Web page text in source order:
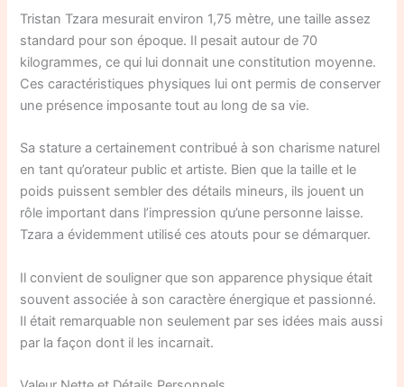
Tristan Tzara mesurait environ 1,75 mètre, une taille assez
standard pour son époque. Il pesait autour de 70
kilogrammes, ce qui lui donnait une constitution moyenne.
Ces caractéristiques physiques lui ont permis de conserver
une présence imposante tout au long de sa vie.
Sa stature a certainement contribué à son charisme naturel
en tant qu’orateur public et artiste. Bien que la taille et le
poids puissent sembler des détails mineurs, ils jouent un
rôle important dans l’impression qu’une personne laisse.
Tzara a évidemment utilisé ces atouts pour se démarquer.
Il convient de souligner que son apparence physique était
souvent associée à son caractère énergique et passionné.
Il était remarquable non seulement par ses idées mais aussi
par la façon dont il les incarnait.